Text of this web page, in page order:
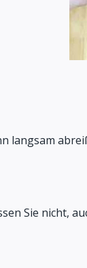
langsam
Sie nicht,